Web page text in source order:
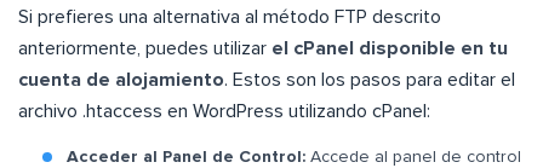
Si prefieres una alternativa al método FTP descrito
anteriormente, puedes utilizar el cPanel disponible en tu
cuenta de alojamiento. Estos son los pasos para editar el
archivo .htaccess en WordPress utilizando cPanel:
Acceder al Panel de Control: Accede al panel de control